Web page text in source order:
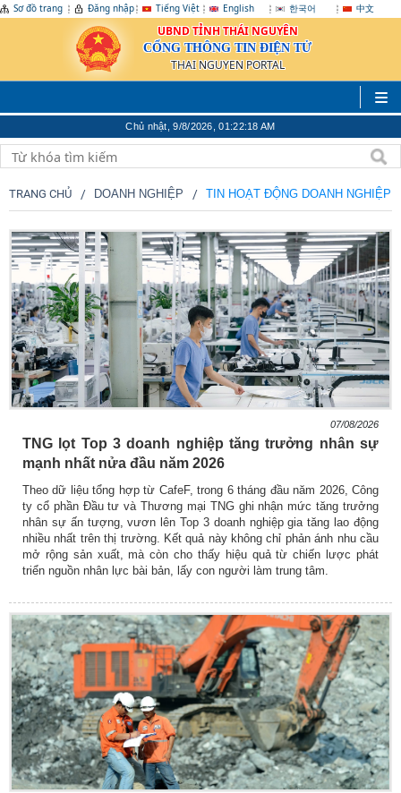
Sơ đồ trang Đăng nhập Tiếng Việt English 한국어 中文
UBND TỈNH THÁI NGUYÊN
CỔNG THÔNG TIN ĐIỆN TỬ
THAI NGUYEN PORTAL
Chủ nhật, 9/8/2026, 01:22:20 AM
TRANG CHỦ DOANH NGHIỆP TIN HOẠT ĐỘNG DOANH NGHIỆP
07/08/2026
TNG lọt Top 3 doanh nghiệp tăng trưởng nhân sự
mạnh nhất nửa đầu năm 2026
Theo dữ liệu tổng hợp từ CafeF, trong 6 tháng đầu năm 2026, Công
ty cổ phần Đầu tư và Thương mại TNG ghi nhận mức tăng trưởng
nhân sự ấn tượng, vươn lên Top 3 doanh nghiệp gia tăng lao động
nhiều nhất trên thị trường. Kết quả này không chỉ phản ánh nhu cầu
mở rộng sản xuất, mà còn cho thấy hiệu quả từ chiến lược phát
triển nguồn nhân lực bài bản, lấy con người làm trung tâm.